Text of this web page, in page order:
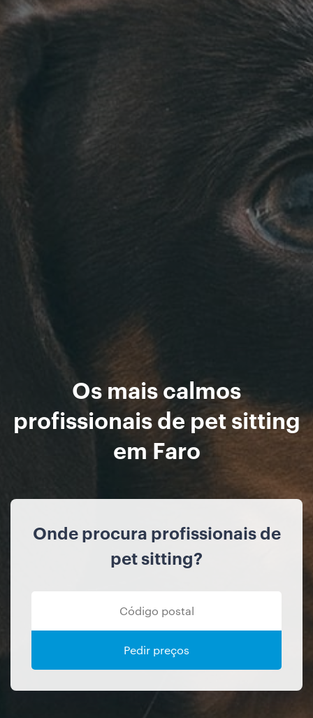
Os mais calmos
profissionais de pet sitting
em Faro
Onde procura profissionais de
pet sitting?
Pedir preços